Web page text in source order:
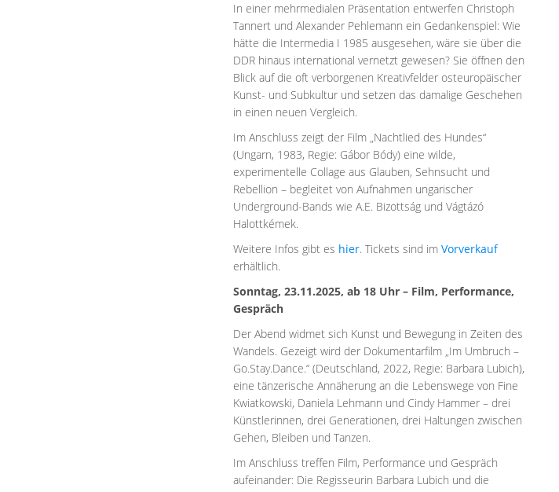
In einer mehrmedialen Präsentation entwerfen Christoph
Tannert und Alexander Pehlemann ein Gedankenspiel: Wie
hätte die Intermedia I 1985 ausgesehen, wäre sie über die
DDR hinaus international vernetzt gewesen? Sie öffnen den
Blick auf die oft verborgenen Kreativfelder osteuropäischer
Kunst- und Subkultur und setzen das damalige Geschehen
in einen neuen Vergleich.
Im Anschluss zeigt der Film „Nachtlied des Hundes“
(Ungarn, 1983, Regie: Gábor Bódy) eine wilde,
experimentelle Collage aus Glauben, Sehnsucht und
Rebellion – begleitet von Aufnahmen ungarischer
Underground-Bands wie A.E. Bizottság und Vágtázó
Halottkémek.
Weitere Infos gibt es hier. Tickets sind imVorverkauf
erhältlich.
Sonntag, 23.11.2025, ab 18 Uhr – Film, Performance,
Gespräch
Der Abend widmet sich Kunst und Bewegung in Zeiten des
Wandels. Gezeigt wird der Dokumentarfilm „Im Umbruch –
Go.Stay.Dance.“ (Deutschland, 2022, Regie: Barbara Lubich),
eine tänzerische Annäherung an die Lebenswege von Fine
Kwiatkowski, Daniela Lehmann und Cindy Hammer – drei
Künstlerinnen, drei Generationen, drei Haltungen zwischen
Gehen, Bleiben und Tanzen.
Im Anschluss treffen Film, Performance und Gespräch
aufeinander: Die Regisseurin Barbara Lubich und die